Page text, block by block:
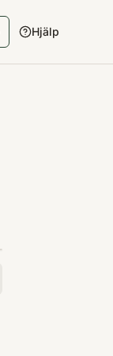
Hjälp